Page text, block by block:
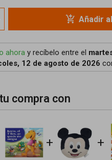
add_shopping_cart Añadir
ahoray recíbeloentre el
12 de agosto de 2026
compra con
+ +